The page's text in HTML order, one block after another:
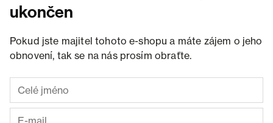
ukončen
Pokud jste majitel tohoto e-shopu a máte zájem o jeho
obnovení, tak se na nás prosím obraťte.